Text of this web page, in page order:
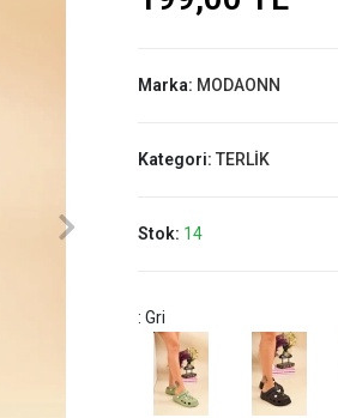
Marka: MODAONN
Kategori: TERLİK
Stok: 14
: Gri